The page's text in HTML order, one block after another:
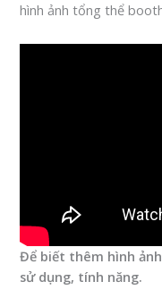
hình ảnh tổng thể
Để biết thêm hình
sử dụng, tính năng.